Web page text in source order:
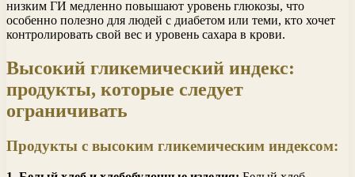
низким ГИ медленно повышают уровень глюкозы, что
особенно полезно для людей с диабетом или теми, кто хочет
контролировать свой вес и уровень сахара в крови.
Высокий гликемический индекс:
продукты, которые следует
ограничивать
Продукты с высоким гликемическим индексом: